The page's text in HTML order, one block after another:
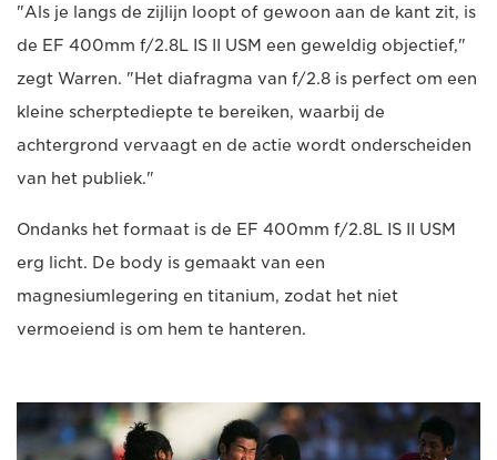
"Als je langs de zijlijn loopt of gewoon aan de kant zit, is
de EF 400mm f/2.8L IS II USM een geweldig objectief,"
zegt Warren. "Het diafragma van f/2.8 is perfect om een
kleine scherptediepte te bereiken, waarbij de
achtergrond vervaagt en de actie wordt onderscheiden
van het publiek."
Ondanks het formaat is de EF 400mm f/2.8L IS II USM
erg licht. De body is gemaakt van een
magnesiumlegering en titanium, zodat het niet
vermoeiend is om hem te hanteren.